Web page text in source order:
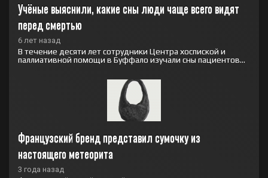
Учёные выяснили, какие сны люди чаще всего видят
перед смертью
6 лет назад
В течение десяти лет сотрудники Центра хоспиской и
паллиативной помощи в Буффало изучали сны пациентов...
Французский бренд представил сумочку из
настоящего метеорита
3 года назад